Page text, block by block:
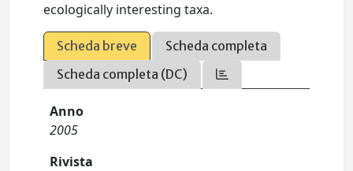
ecologically interesting taxa.
Scheda breve
Scheda completa
Scheda completa (DC)
Anno
2005
Rivista